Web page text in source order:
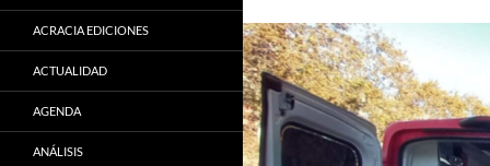
ACRACIA EDICIONES
ACTUALIDAD
AGENDA
ANÁLISIS